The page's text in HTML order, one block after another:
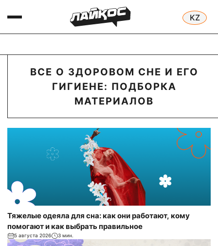
ВСЕ О ЗДОРОВОМ СНЕ И ЕГО
ГИГИЕНЕ: ПОДБОРКА
МАТЕРИАЛОВ
Тяжелые одеяла для сна: как они работают, кому
помогают и как выбрать правильное
5 августа 2026 3 мин.